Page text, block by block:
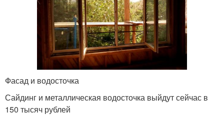
Фасад и водосточка
Сайдинг и металлическая водосточка выйдут сейчас в
150 тысяч рублей